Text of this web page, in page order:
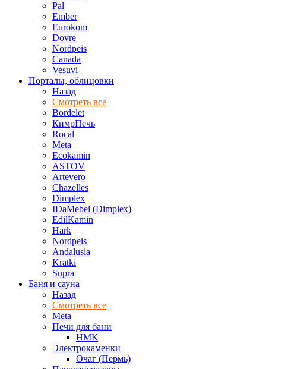
Pal
Ember
Eurokom
Dovre
Nordpeis
Canada
Vesuvi
Порталы, облицовки
Назад
Смотреть все
Bordelet
КимрПечь
Rocal
Meta
Ecokamin
ASTOV
Artevero
Chazelles
Dimplex
IDaMebel (Dimplex)
EdilKamin
Hark
Nordpeis
Andalusia
Kratki
Supra
Баня и сауна
Назад
Смотреть все
Meta
Печи для бани
НМК
Электрокаменки
Очаг (Пермь)